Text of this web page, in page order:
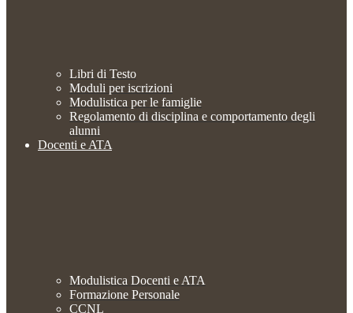
Libri di Testo
Moduli per iscrizioni
Modulistica per le famiglie
Regolamento di disciplina e comportamento degli
alunni
Docenti e ATA
Modulistica Docenti e ATA
Formazione Personale
CCNL